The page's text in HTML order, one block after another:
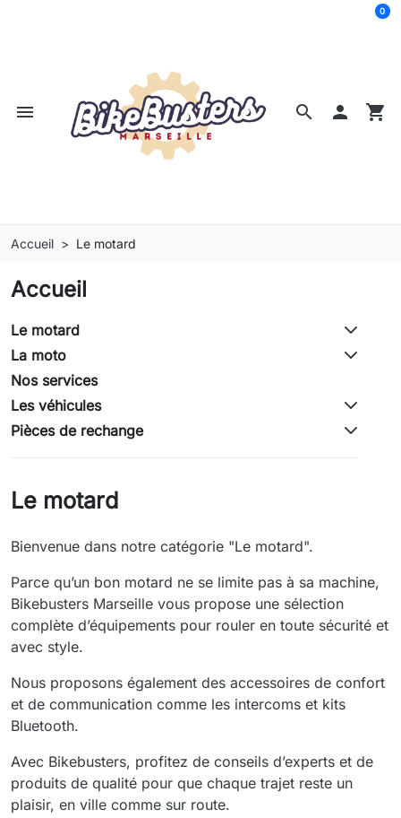
search
menu  shopping_cart
0
Accueil Le motard
Accueil
Le motard
La moto
Nos services
Les véhicules
Pièces de rechange
Le motard
Bienvenue dans notre catégorie "Le motard".
Parce qu’un bon motard ne se limite pas à sa machine,
Bikebusters Marseille vous propose une sélection
complète d’équipements pour rouler en toute sécurité et
avec style.
Nous proposons également des accessoires de confort
et de communication comme les intercoms et kits
Bluetooth.
Avec Bikebusters, profitez de conseils d’experts et de
produits de qualité pour que chaque trajet reste un
plaisir, en ville comme sur route.